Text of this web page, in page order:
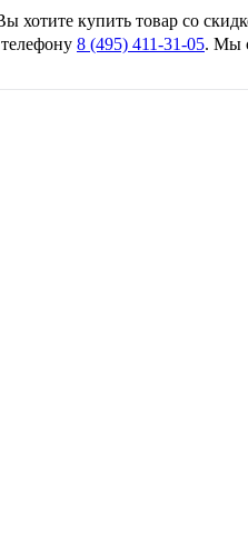
хотите купить товар со
8 (495) 411-31-05. Мы